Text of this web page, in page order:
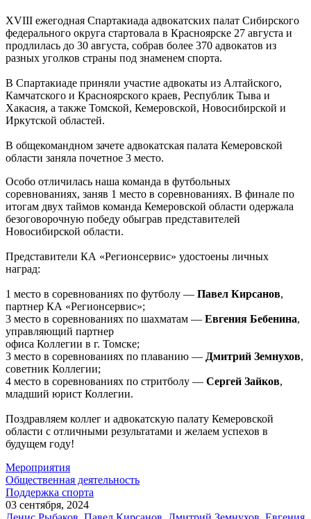
XVIII ежегодная Спартакиада адвокатских палат Сибирского
федерального округа стартовала в Красноярске 27 августа и
продлилась до 30 августа, собрав более 370 адвокатов из
разных уголков страны под знаменем спорта.
В Спартакиаде приняли участие адвокаты из Алтайского,
Камчатского и Красноярского краев, Республик Тыва и
Хакасия, а также Томской, Кемеровской, Новосибирской и
Иркутской областей.
В общекомандном зачете адвокатская палата Кемеровской
области заняла почетное 3 место.
Особо отличилась наша команда в футбольных
соревнованиях, заняв 1 место в соревнованиях. В финале по
итогам двух таймов команда Кемеровской области одержала
безоговорочную победу обыграв представителей
Новосибирской области.
Представители КА «Регионсервис» удостоены личных
наград:
1 место в соревнованиях по футболу — Павел Кирсанов,
партнер КА «Регионсервис»;
3 место в соревнованиях по шахматам — Евгения Бебенина,
управляющий партнер
офиса Коллегии в г. Томске;
3 место в соревнованиях по плаванию — Дмитрий Земнухов,
советник Коллегии;
4 место в соревнованиях по стритболу — Сергей Зайков,
младший юрист Коллегии.
Поздравляем коллег и адвокатскую палату Кемеровской
области с отличными результатами и желаем успехов в
будущем году!
Мероприятия
Общественная деятельность
Поддержка спорта
03 сентября, 2024